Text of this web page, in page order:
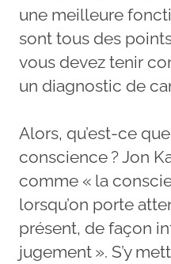
une meilleure
sont tous des
vous devez tenir
un diagnostic de
Alors, qu’est-ce
conscience ? Jon
comme « la
lorsqu’on porte
présent, de façon
jugement ». S’y